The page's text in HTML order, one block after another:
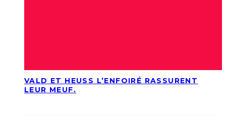
VALD ET HEUSS L’ENFOIRÉ RASSURENT
LEUR MEUF.